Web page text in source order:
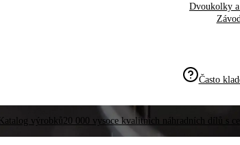
Dvoukolky
Často
Katalog výrobků20 000 vysoce kvalitních náhradních dílů s